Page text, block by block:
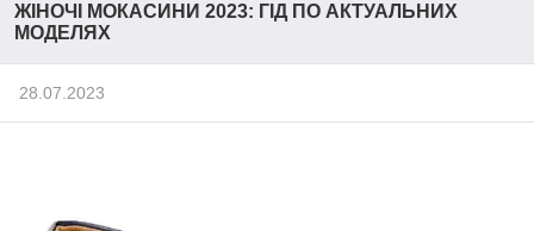
ЖІНОЧІ МОКАСИНИ 2023: ГІД ПО АКТУАЛЬНИХ
МОДЕЛЯХ
28.07.2023